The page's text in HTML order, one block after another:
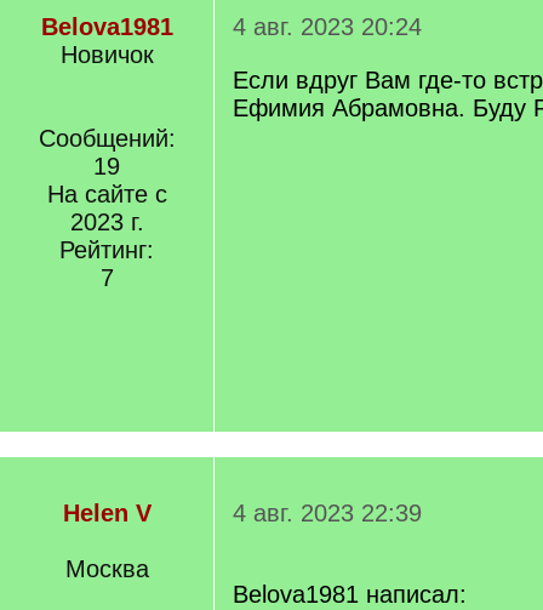
Belova1981
Новичок
Сообщений:
19
На сайте с
2023 г.
Рейтинг:
7
4 авг. 2023 20:24
Если вдруг Вам где-то
Ефимия Абрамовна. Буду
Helen V
Москва
4 авг. 2023 22:39
Belova1981 написал: